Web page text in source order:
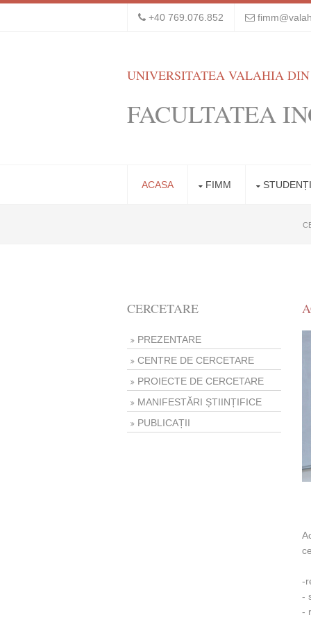
+40 769.076.852
UNIVERSITATEA VALAHIA DIN
FACULTATEA
ACASA FIMM STUDENȚI
CERCETARE
PREZENTARE
CENTRE DE CERCETARE
PROIECTE DE CERCETARE
MANIFESTĂRI ȘTIINȚIFICE
PUBLICAȚII
-
-
-